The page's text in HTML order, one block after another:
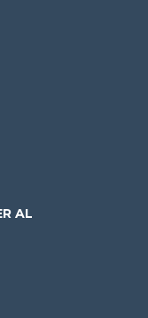
AL